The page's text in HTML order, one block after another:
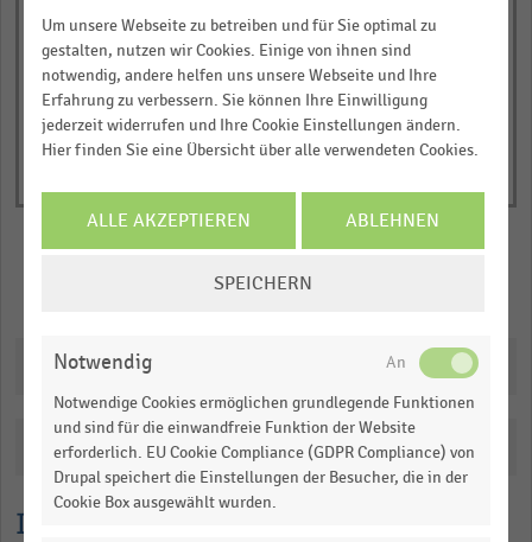
Lesehilfe
displaying
Anteil
der
befragten
Online-
Händler
in
1.051155.
View
data
table.
interactive
chart
Katalogisierung
Um unsere Webseite zu betreiben und für Sie optimal zu
gestalten, nutzen wir Cookies. Einige von ihnen sind
notwendig, andere helfen uns unsere Webseite und Ihre
Erfahrung zu verbessern. Sie können Ihre Einwilligung
jederzeit widerrufen und Ihre Cookie Einstellungen ändern.
Hier finden Sie eine Übersicht über alle verwendeten Cookies.
ALLE AKZEPTIEREN ABLEHNEN
SPEICHERN
Notwendig
Notwendige Cookies ermöglichen grundlegende Funktionen
und sind für die einwandfreie Funktion der Website
erforderlich. EU Cookie Compliance (GDPR Compliance) von
Drupal speichert die Einstellungen der Besucher, die in der
Cookie Box ausgewählt wurden.